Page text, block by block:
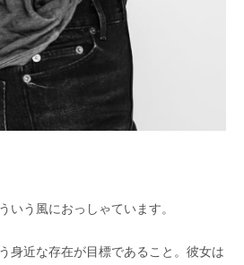
いう風におっしゃています。
身近な存在が目標であること。彼女は